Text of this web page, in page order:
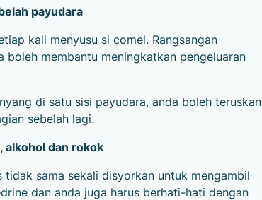
payudara
kali menyusu si comel. Rangsangan
boleh membantu meningkatkan pengeluaran
di satu sisi payudara, anda boleh teruskan
sebelah lagi.
alkohol dan rokok
tidak sama sekali disyorkan untuk mengambil
dan anda juga harus berhati-hati dengan